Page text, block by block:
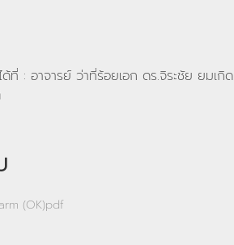
ที่ : อาจารย์ ว่าที่ร้อยเอก ดร.จิระชัย ยมเกิด
(OK)pdf